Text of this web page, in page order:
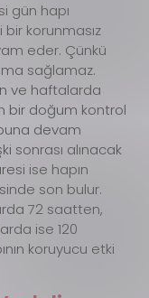
gün hapı
korunmasız
eder. Çünkü
sağlamaz.
ve haftalarda
bir doğum kontrol
devam
sonrası alınacak
ise hapın
son bulur.
72 saatten,
ise 120
koruyucu etki